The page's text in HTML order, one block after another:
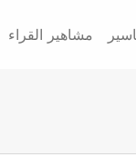
مشاهير القراء